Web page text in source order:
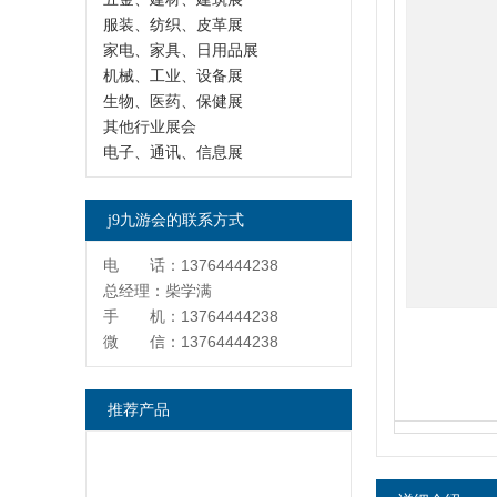
服装、纺织、皮革展
家电、家具、日用品展
机械、工业、设备展
生物、医药、保健展
其他行业展会
电子、通讯、信息展
j9九游会的联系方式
电 话：13764444238
总经理：柴学满
手 机：13764444238
微 信：13764444238
推荐产品